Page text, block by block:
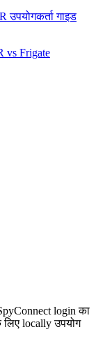
उपयोगकर्ता गाइड
vs Frigate
login का
locally उपयोग